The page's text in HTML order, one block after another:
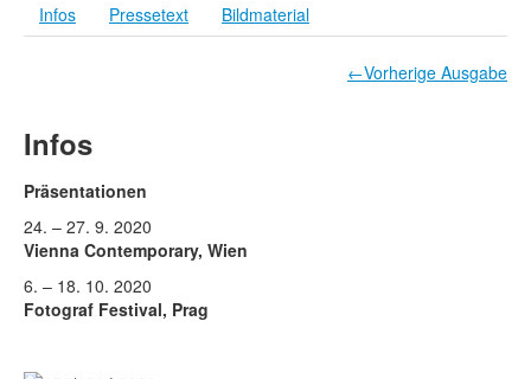
Mediadaten
Bibliothek
Rechtliche Informationen
Infos Pressetext Bildmaterial
←Vorherige Ausgabe
Infos
Präsentationen
24. – 27. 9. 2020
Vienna Contemporary, Wien
6. – 18. 10. 2020
Fotograf Festival, Prag